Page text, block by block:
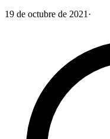
19 de octubre de 2021 ·